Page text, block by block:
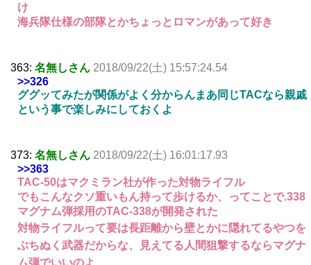
け
海兵隊仕様の部隊とかちょっとロマンがあって好き
363: 名無しさん 2018/09/22(土) 15:57:24.54
>>326
ググッてみたが関係がよく分からんまあ同じTACなら親戚
という事で楽しみにしておくよ
373: 名無しさん 2018/09/22(土) 16:01:17.93
>>363
TAC-50はマクミラン社が作った対物ライフル
でもこんなクソ重いもん持って歩けるか、ってことで.338
マグナム弾採用のTAC-338が開発された
対物ライフルって要は長距離から壁とかに隠れてるやつを
ぶちぬく武器だからな、見えてる人間狙撃するならマグナ
ム弾でいいのよ